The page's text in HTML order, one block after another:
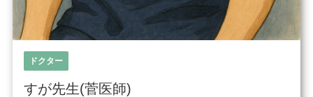
ドクター
すが先生(菅医師)